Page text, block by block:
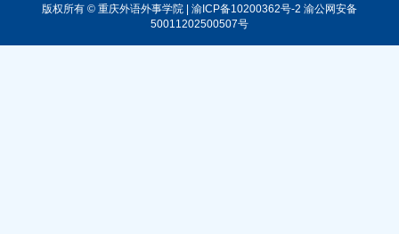
版权所有 © 重庆外语外事学院 | 渝ICP备10200362号-2 渝公网安备
50011202500507号